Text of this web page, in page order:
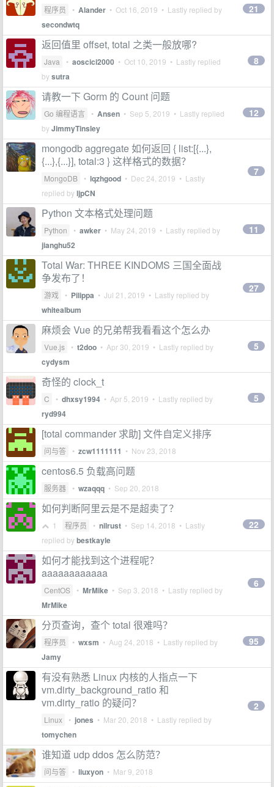
程序员 • Alander • Oct 16, 2019 • Lastly replied by
secondwtq
21
返回值里 offset, total 之类一般放哪?
Java • aoscici2000 • Oct 10, 2019 • Lastly replied
bysutra
8
请教一下 Gorm 的 Count 问题
Go 编程语言 • Ansen • Sep 5, 2019 • Lastly replied
byJimmyTinsley
12
mongodb aggregate 如何返回 { list:[{...},
{...},{...}], total:3 } 这样格式的数据？
MongoDB • lqzhgood • Dec 24, 2019 • Lastly
replied byljpCN
7
Python 文本格式处理问题
Python • awker • May 24, 2019 • Lastly replied by
jianghu52
11
Total War: THREE KINDOMS 三国全面战
争发布了！
游戏 • Pilippa • Jul 21, 2019 • Lastly replied by
whitealbum
27
麻烦会 Vue 的兄弟帮我看看这个怎么办
Vue.js • t2doo • Apr 30, 2019 • Lastly replied by
cydysm
5
奇怪的 clock_t
C • dhxsy1994 • Apr 5, 2019 • Lastly replied by
ryd994
5
[total commander 求助] 文件自定义排序
问与答 • zcw1111111 • Nov 23, 2018
centos6.5 负载高问题
服务器 • wzaqqq • Sep 20, 2018
如何判断阿里云是不是超卖了？
1 程序员 • nilrust • Sep 14, 2018 • Lastly
replied bybestkayle
22
如何才能找到这个进程呢？
aaaaaaaaaaaa
CentOS • MrMike • Sep 3, 2018 • Lastly replied by
MrMike
6
分页查询，查个 total 很难吗？
程序员 • wxsm • Aug 24, 2018 • Lastly replied by
Jamy
95
有没有熟悉 Linux 内核的人指点一下
vm.dirty_background_ratio 和
vm.dirty_ratio 的疑问？
Linux • jones • Mar 20, 2018 • Lastly replied by
tomychen
2
谁知道 udp ddos 怎么防范？
问与答 • liuxyon • Mar 9, 2018